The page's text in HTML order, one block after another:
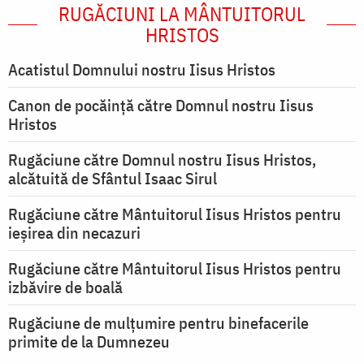
RUGĂCIUNI LA MÂNTUITORUL
HRISTOS
Acatistul Domnului nostru Iisus Hristos
Canon de pocăință către Domnul nostru Iisus
Hristos
Rugăciune către Domnul nostru Iisus Hristos,
alcătuită de Sfântul Isaac Sirul
Rugăciune către Mântuitorul Iisus Hristos pentru
ieşirea din necazuri
Rugăciune către Mântuitorul Iisus Hristos pentru
izbăvire de boală
Rugăciune de mulțumire pentru binefacerile
primite de la Dumnezeu